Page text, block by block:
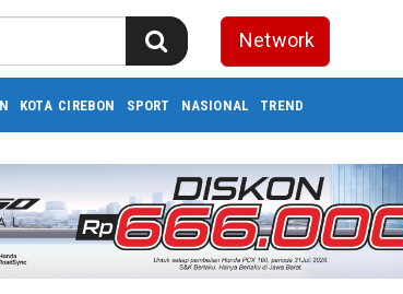
Network
KOTA CIREBON SPORT NASIONAL TREND